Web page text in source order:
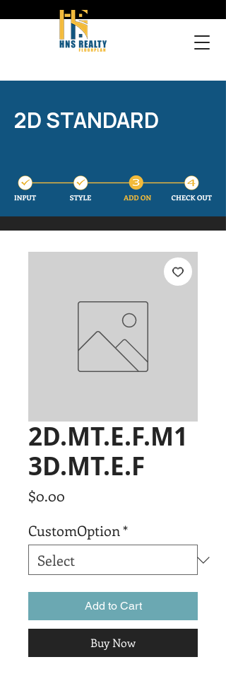
2D STANDARD
2D.MT.E.F.M1
3D.MT.E.F
$0.00
CustomOption*
Add to Cart
Buy Now